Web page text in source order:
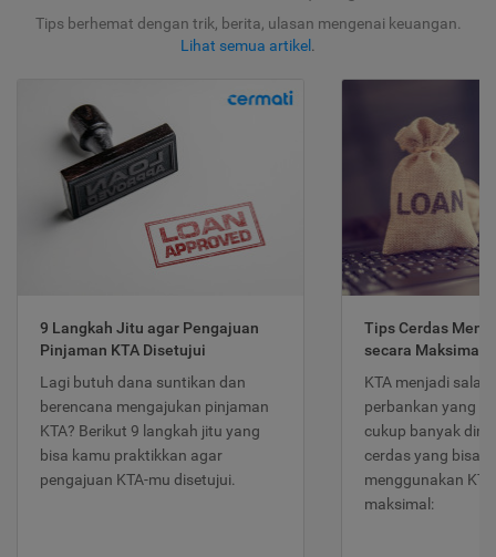
Tips berhemat dengan trik, berita, ulasan mengenai keuangan.
Lihat semua artikel .
9 Langkah Jitu agar Pengajuan
Pinjaman KTA Disetujui
Lagi butuh dana suntikan dan
berencana mengajukan pinjaman
KTA? Berikut 9 langkah jitu yang
bisa kamu praktikkan agar
pengajuan KTA-mu disetujui.
Tips Cerdas
secara Maksimal
KTA menjadi
perbankan yang
cukup banyak
cerdas yang bisa
menggunakan
maksimal: